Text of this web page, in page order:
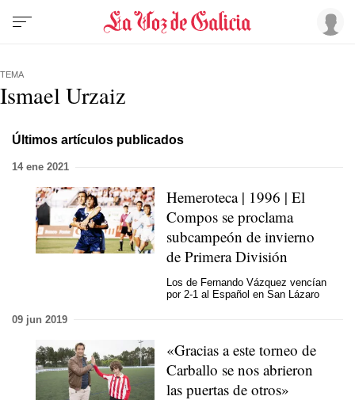
TEMA
Ismael Urzaiz
Últimos artículos publicados
14 ene 2021
Hemeroteca | 1996 | El
Compos se proclama
subcampeón de invierno
de Primera División
Los de Fernando Vázquez vencían
por 2-1 al Español en San Lázaro
09 jun 2019
«Gracias a este torneo de
Carballo se nos abrieron
las puertas de otros»